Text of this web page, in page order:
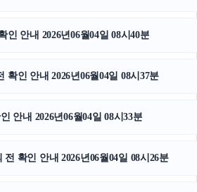
인 안내 2026년06월04일 08시40분
확인 안내 2026년06월04일 08시37분
안내 2026년06월04일 08시33분
확인 안내 2026년06월04일 08시26분